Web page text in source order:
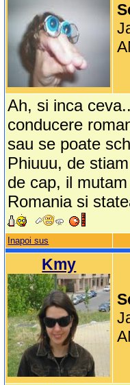
Ah, si inca
conducere
sau se poate
Phiuuu, de
de cap, il
Romania si
Inapoi sus
Kmy